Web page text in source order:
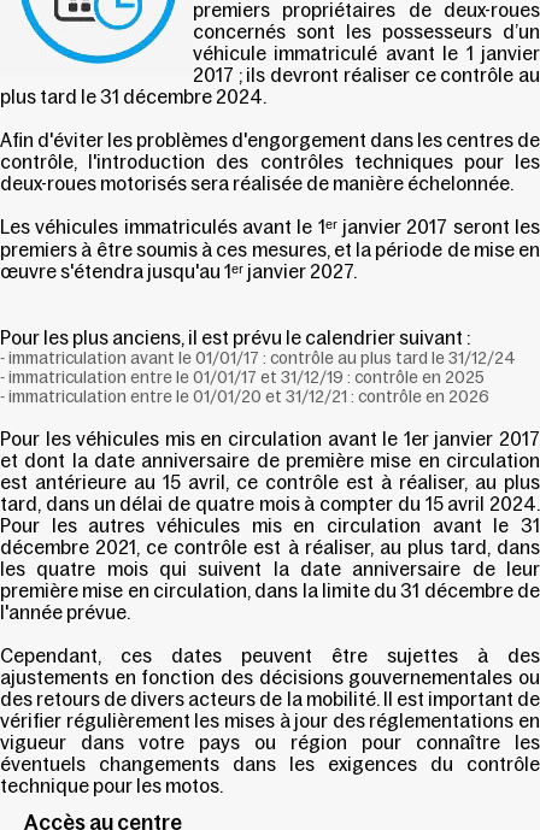
premiers propriétaires de deux-roues
concernés sont les possesseurs d’un
véhicule immatriculé avant le 1 janvier
2017 ; ils devront réaliser ce contrôle au
plus tard le 31 décembre 2024.
Afin d'éviter les problèmes d'engorgement dans les centres de
contrôle, l'introduction des contrôles techniques pour les
deux-roues motorisés sera réalisée de manière échelonnée.
Les véhicules immatriculés avant le 1ᵉʳ janvier 2017 seront les
premiers à être soumis à ces mesures, et la période de mise en
œuvre s'étendra jusqu'au 1ᵉʳ janvier 2027.
Pour les plus anciens, il est prévu le calendrier suivant :
- immatriculation avant le 01/01/17 : contrôle au plus tard le 31/12/24
- immatriculation entre le 01/01/17 et 31/12/19 : contrôle en 2025
- immatriculation entre le 01/01/20 et 31/12/21 : contrôle en 2026
Pour les véhicules mis en circulation avant le 1er janvier 2017
et dont la date anniversaire de première mise en circulation
est antérieure au 15 avril, ce contrôle est à réaliser, au plus
tard, dans un délai de quatre mois à compter du 15 avril 2024.
Pour les autres véhicules mis en circulation avant le 31
décembre 2021, ce contrôle est à réaliser, au plus tard, dans
les quatre mois qui suivent la date anniversaire de leur
première mise en circulation, dans la limite du 31 décembre de
l'année prévue.
Cependant, ces dates peuvent être sujettes à des
ajustements en fonction des décisions gouvernementales ou
des retours de divers acteurs de la mobilité. Il est important de
vérifier régulièrement les mises à jour des réglementations en
vigueur dans votre pays ou région pour connaître les
éventuels changements dans les exigences du contrôle
technique pour les motos.
Accès au centre